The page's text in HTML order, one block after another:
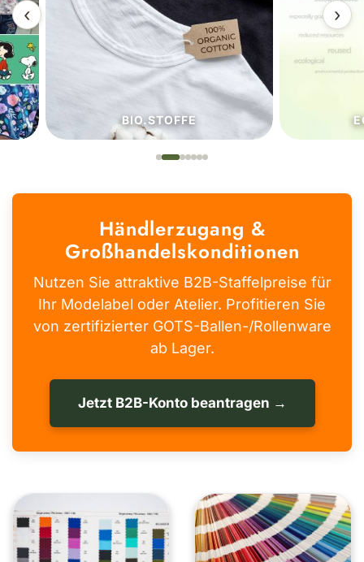
‹
BIO.STOFFE
›
Händlerzugang &
Großhandelskonditionen
Nutzen Sie attraktive B2B-Staffelpreise für
Ihr Modelabel oder Atelier. Profitieren Sie
von zertifizierter GOTS-Ballen-/Rollenware
ab Lager.
Jetzt B2B-Konto beantragen →